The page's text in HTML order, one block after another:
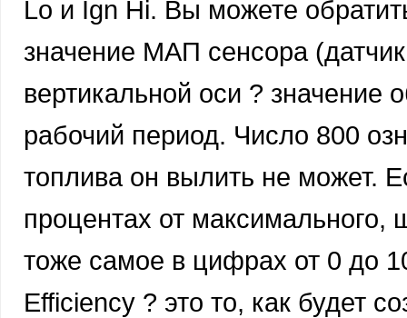
Lo и Ign Hi. Вы можете
значение МАП сенсора
вертикальной оси ? значение
рабочий период. Число 800
топлива он вылить не может.
процентах от максимального,
тоже самое в цифрах от 0 до
Efficiency ? это то, как будет